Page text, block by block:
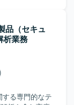
推進にも関わ
を高めること
る仮想基盤や
DHCP/フ
環境となって
、リーダーと
基盤、ネット
れていただけ
のサーバ構築
管理用アプラ
に関わる各種
いただきま
リードしてい
ドを行ってい
／クラウ
キュリティ運
きます。 運用
ていただきま
ールを行って
化を推進してい
品（セキュ
析業務
する専門的なテ